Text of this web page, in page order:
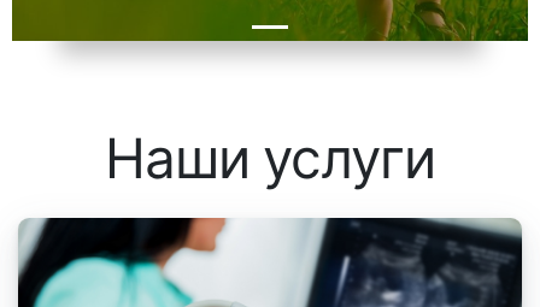
Наши услуги